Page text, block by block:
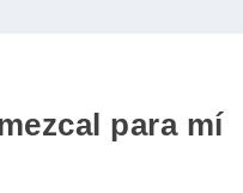
para mí